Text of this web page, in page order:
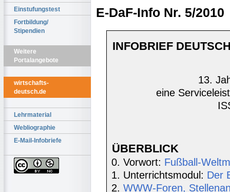
Einstufungstest
Fortbildung/
Stipendien
Weitere
Portalangebote
wirtschafts-
deutsch.de
Lehrmaterial
Webliographie
E-Mail-Infobriefe
E-DaF-Info Nr. 5/2010
INFOBRIEF
13.
eine
ÜBERBLICK
Vorwort: Fußball-
Unterrichtsmodul: Der
WWW-Foren,